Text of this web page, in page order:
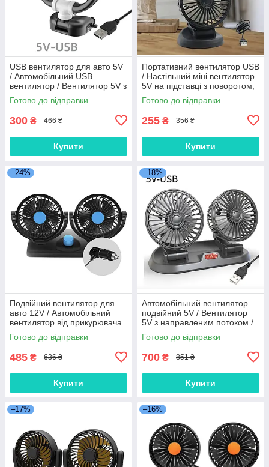
USB вентилятор для авто 5V
/ Автомобільний USB
вентилятор / Вентилятор 5V з
направленим потоком /
Вентилятор для літа в авто
Готово до відправки
300 ₴ 466 ₴
Купити
Портативний вентилятор USB
/ Настільний міні вентилятор
5V на підставці з поворотом,
чорний
Готово до відправки
255 ₴ 356 ₴
Купити
–24%
Подвійний вентилятор для
авто 12V / Автомобільний
вентилятор від прикурювача
з поворотом 360°, чорний
Готово до відправки
485 ₴ 636 ₴
Купити
–18%
Автомобільний вентилятор
подвійний 5V / Вентилятор
5V з направленим потоком /
Вентилятор для автомобіля з
табличкою телефону
Готово до відправки
700 ₴ 851 ₴
Купити
–17% –16%